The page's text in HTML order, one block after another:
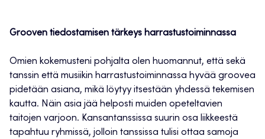
Grooven tiedostamisen tärkeys harrastustoiminnassa
Omien kokemusteni pohjalta olen huomannut, että sekä
tanssin että musiikin harrastustoiminnassa hyvää groovea
pidetään asiana, mikä löytyy itsestään yhdessä tekemisen
kautta. Näin asia jää helposti muiden opeteltavien
taitojen varjoon. Kansantanssissa suurin osa liikkeestä
tapahtuu ryhmissä, jolloin tanssissa tulisi ottaa samoja